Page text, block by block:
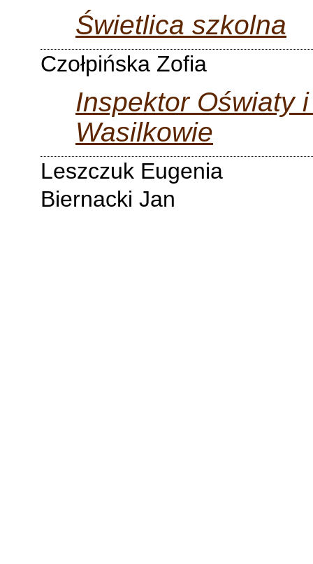
Świetlica szkolna
Czołpińska Zofia
Inspektor Oświaty
Wasilkowie
Leszczuk Eugenia
Biernacki Jan